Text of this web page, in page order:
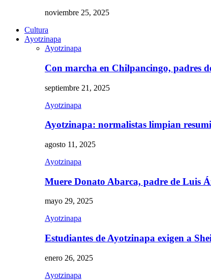
noviembre 25, 2025
Cultura
Ayotzinapa
Ayotzinapa
Con marcha en Chilpancingo, padres
septiembre 21, 2025
Ayotzinapa
Ayotzinapa: normalistas limpian
agosto 11, 2025
Ayotzinapa
Muere Donato Abarca, padre de Luis
mayo 29, 2025
Ayotzinapa
Estudiantes de Ayotzinapa exigen a
enero 26, 2025
Ayotzinapa